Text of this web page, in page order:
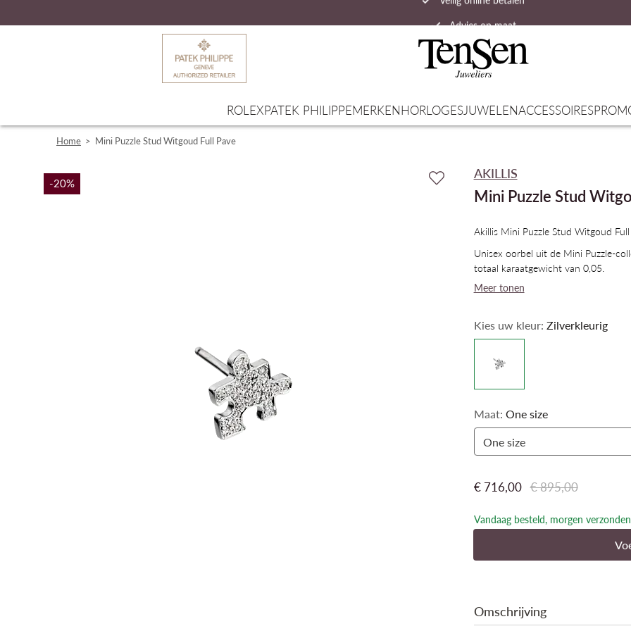
Snelle verzending
ROLEXPATEK PHILIPPEMERKENHORLOGESJUWELENACCESSOIRES
Home > Mini Puzzle Stud Witgoud Full Pave
-20%
AKILLIS
Mini Puzzle Stud
Akillis Mini Puzzle Stud Witgoud
Unisex oorbel uit de Mini Puzzle-
totaal karaatgewicht van 0,05.
Elke piece uit de Puzzle-collectie
die ons dierbaar zijn - een kostbare
zijn die ons compleet maken.
Verkocht per stuk.
Meer tonen
Kies uw kleur: Zilverkleurig
Maat: One size
One size
€ 895,00
€ 716,00
Vandaag besteld, morgen verzonden
Omschrijving